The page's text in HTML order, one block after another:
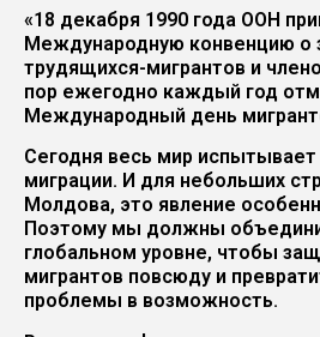
«18 декабря 1990 года ООН
Международную конвенцию о
трудящихся-мигрантов и
пор ежегодно каждый год
Международный день
Сегодня весь мир испытывает
миграции. И для небольших
Молдова, это явление
Поэтому мы должны
глобальном уровне, чтобы
мигрантов повсюду и
проблемы в возможность.